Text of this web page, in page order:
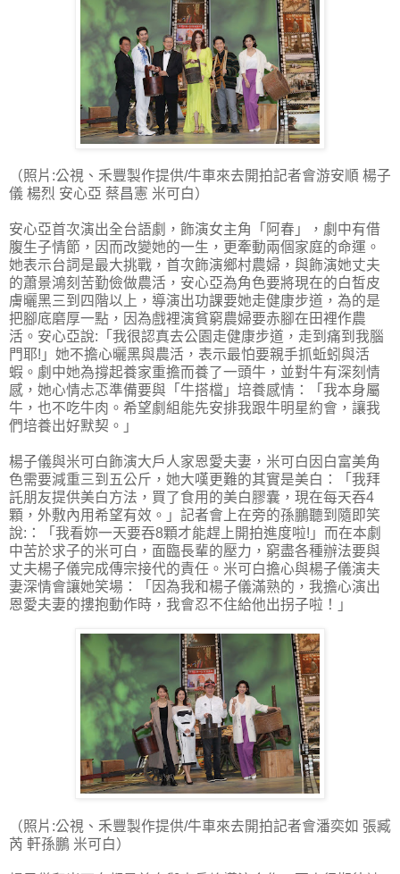
（照片:公視、禾豐製作提供/牛車來去開拍記者會游安順 楊子
儀 楊烈 安心亞 蔡昌憲 米可白）
安心亞首次演出全台語劇，飾演女主角「阿春」，劇中有借
腹生子情節，因而改變她的一生，更牽動兩個家庭的命運。
她表示台詞是最大挑戰，首次飾演鄉村農婦，與飾演她丈夫
的蕭景鴻刻苦勤儉做農活，安心亞為角色要將現在的白皙皮
膚曬黑三到四階以上，導演出功課要她走健康步道，為的是
把腳底磨厚一點，因為戲裡演貧窮農婦要赤腳在田裡作農
活。安心亞說:「我很認真去公園走健康步道，走到痛到我腦
門耶!」她不擔心曬黑與農活，表示最怕要親手抓蚯蚓與活
蝦。劇中她為撐起養家重擔而養了一頭牛，並對牛有深刻情
感，她心情忐忑準備要與「牛搭檔」培養感情：「我本身屬
牛，也不吃牛肉。希望劇組能先安排我跟牛明星約會，讓我
們培養出好默契。」
楊子儀與米可白飾演大戶人家恩愛夫妻，米可白因白富美角
色需要減重三到五公斤，她大嘆更難的其實是美白：「我拜
託朋友提供美白方法，買了食用的美白膠囊，現在每天吞4
顆，外敷內用希望有效。」記者會上在旁的孫鵬聽到隨即笑
說:：「我看妳一天要吞8顆才能趕上開拍進度啦!」而在本劇
中苦於求子的米可白，面臨長輩的壓力，窮盡各種辦法要與
丈夫楊子儀完成傳宗接代的責任。米可白擔心與楊子儀演夫
妻深情會讓她笑場：「因為我和楊子儀滿熟的，我擔心演出
恩愛夫妻的摟抱動作時，我會忍不住給他出拐子啦！」
（照片:公視、禾豐製作提供/牛車來去開拍記者會潘奕如 張臧
芮 軒孫鵬 米可白）